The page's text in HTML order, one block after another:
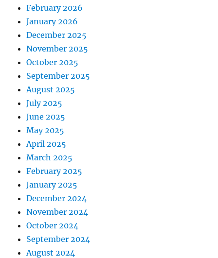
February 2026
January 2026
December 2025
November 2025
October 2025
September 2025
August 2025
July 2025
June 2025
May 2025
April 2025
March 2025
February 2025
January 2025
December 2024
November 2024
October 2024
September 2024
August 2024